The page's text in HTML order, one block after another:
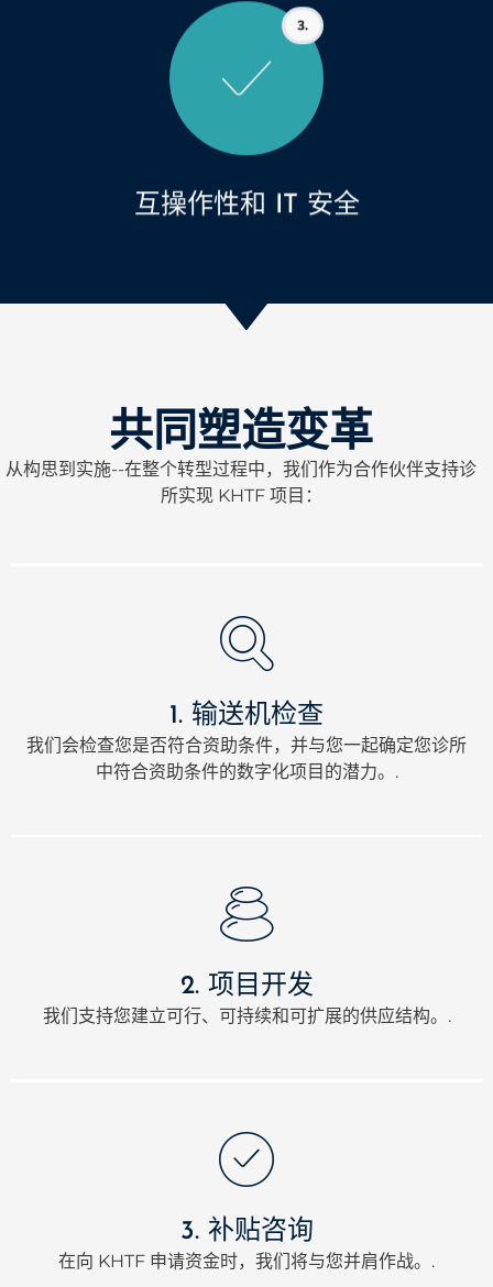
3.
互操作性和 IT 安全
共同塑造变革
从构思到实施--在整个转型过程中，我们作为合作伙伴支持诊
所实现 KHTF 项目：
1. 输送机检查
我们会检查您是否符合资助条件，并与您一起确定您诊所
中符合资助条件的数字化项目的潜力。.
2. 项目开发
我们支持您建立可行、可持续和可扩展的供应结构。.
3. 补贴咨询
在向 KHTF 申请资金时，我们将与您并肩作战。.